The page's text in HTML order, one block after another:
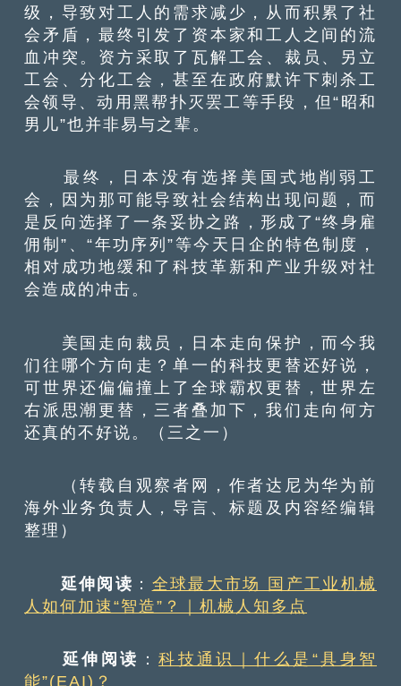
级，导致对工人的需求减少，从而积累了社
会矛盾，最终引发了资本家和工人之间的流
血冲突。资方采取了瓦解工会、裁员、另立
工会、分化工会，甚至在政府默许下刺杀工
会领导、动用黑帮扑灭罢工等手段，但“昭和
男儿”也并非易与之辈。
最终，日本没有选择美国式地削弱工
会，因为那可能导致社会结构出现问题，而
是反向选择了一条妥协之路，形成了“终身雇
佣制”、“年功序列”等今天日企的特色制度，
相对成功地缓和了科技革新和产业升级对社
会造成的冲击。
美国走向裁员，日本走向保护，而今我
们往哪个方向走？单一的科技更替还好说，
可世界还偏偏撞上了全球霸权更替，世界左
右派思潮更替，三者叠加下，我们走向何方
还真的不好说。（三之一）
（转载自观察者网，作者达尼为华为前
海外业务负责人，导言、标题及内容经编辑
整理）
延伸阅读 ： 全球最大市场 国产工业机械
人如何加速“智造”？｜机械人知多点
延伸阅读 ：科技通识｜什么是“具身智
能”(EAI)？